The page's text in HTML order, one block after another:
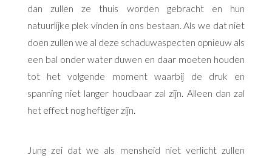
dan zullen ze thuis worden gebracht en hun
natuurlijke plek vinden in ons bestaan. Als we dat niet
doen zullen we al deze schaduwaspecten opnieuw als
een bal onder water duwen en daar moeten houden
tot het volgende moment waarbij de druk en
spanning niet langer houdbaar zal zijn. Alleen dan zal
het effect nog heftiger zijn.
Jung zei dat we als mensheid niet verlicht zullen